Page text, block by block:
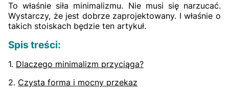
To właśnie siła minimalizmu. Nie musi się narzucać.
Wystarczy, że jest dobrze zaprojektowany. I właśnie o
takich stoiskach będzie ten artykuł.
Spis treści:
1. Dlaczego minimalizm przyciąga?
2. Czysta forma i mocny przekaz